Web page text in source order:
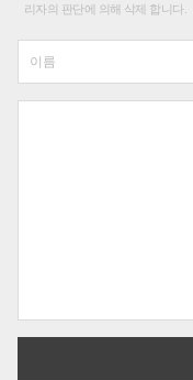
리자의 판단에 의해 삭제 합니다.